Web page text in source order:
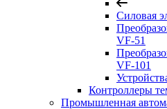
Силовая
VF-51
VF-101
Контроллеры
Промышленная